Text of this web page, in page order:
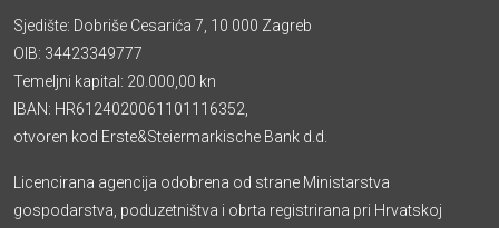
Sjedište: Dobriše Cesarića 7, 10 000 Zagreb
OIB: 34423349777
Temeljni kapital: 20.000,00 kn
IBAN: HR6124020061101116352,
otvoren kod Erste&Steiermarkische Bank d.d.
Licencirana agencija odobrena od strane Ministarstva
gospodarstva, poduzetništva i obrta registrirana pri Hrvatskoj